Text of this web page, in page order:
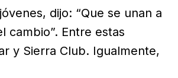
dijo: “Que se unan a
cambio”. Entre estas
y Sierra Club. Igualmente,